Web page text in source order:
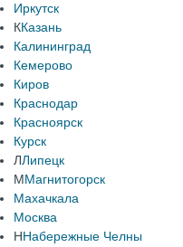
Иркутск
ККазань
Калининград
Кемерово
Киров
Краснодар
Красноярск
Курск
ЛЛипецк
ММагнитогорск
Махачкала
Москва
ННабережные Челны